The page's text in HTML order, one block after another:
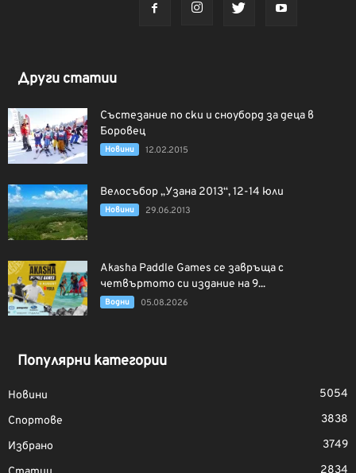
Други статии
Състезание по ски и сноуборд за деца в
Боровец
Новини 12.02.2015
Велосъбор „Узана 2013“, 12-14 юли
Новини 29.06.2013
Akasha Paddle Games се завръща с
четвъртото си издание на 9...
Водни 05.08.2026
Популярни категории
Новини
5054
Спортове
3838
Избрано
3749